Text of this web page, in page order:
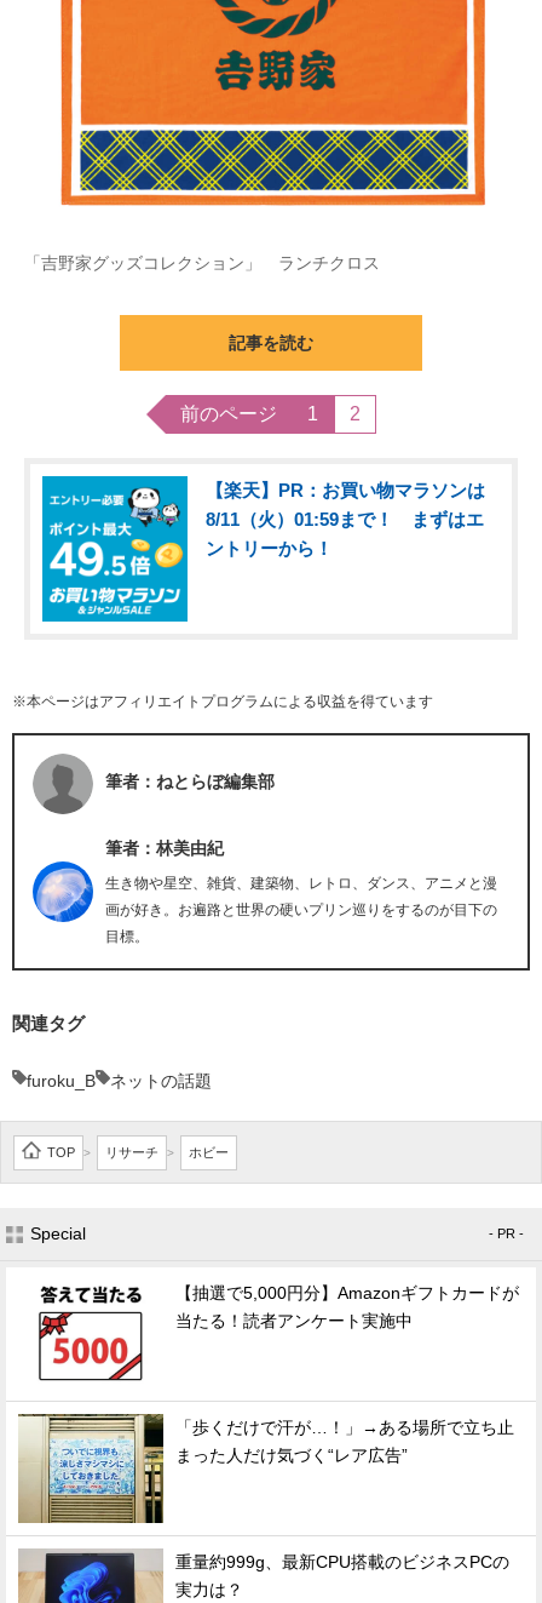
「吉野家グッズコレクション」 ランチクロス
記事を読む
前のページ 1 2
【楽天】PR：お買い物マラソンは
8/11（火）01:59まで！ まずはエ
ントリーから！
※本ページはアフィリエイトプログラムによる収益を得ています
筆者：ねとらぼ編集部
筆者：林美由紀
生き物や星空、雑貨、建築物、レトロ、ダンス、アニメと漫
画が好き。お遍路と世界の硬いプリン巡りをするのが目下の
目標。
関連タグ
furoku_B ネットの話題
TOP > リサーチ > ホビー
Special - PR -
【抽選で5,000円分】Amazonギフトカードが
当たる！読者アンケート実施中
「歩くだけで汗が…！」→ある場所で立ち止
まった人だけ気づく“レア広告”
重量約999g、最新CPU搭載のビジネスPCの
実力は？